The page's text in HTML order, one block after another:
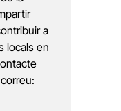
a
locals en